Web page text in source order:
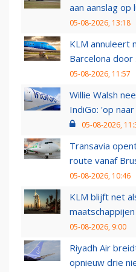
aan aanslag op
05-08-2026, 13:18
KLM annuleert
Barcelona door
05-08-2026, 11:57
Willie Walsh
IndiGo: 'op
05-08-2026,
Transavia
route vanaf
05-08-2026, 10:46
KLM blijft net
05-08-2026, 9:00
Riyadh Air
opnieuw drie